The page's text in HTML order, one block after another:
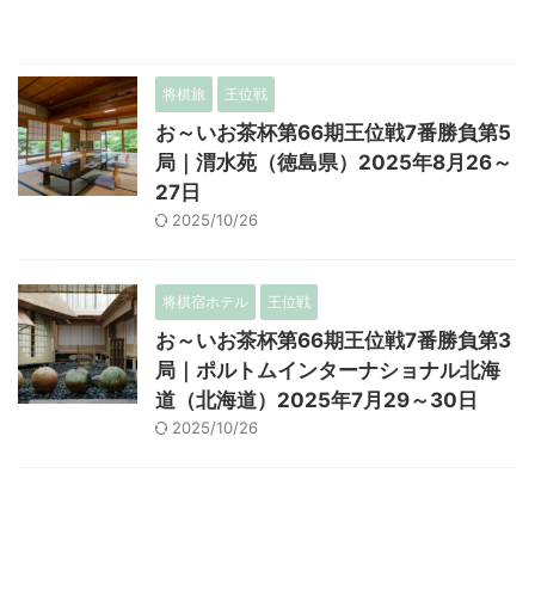
将棋旅 王位戦
お～いお茶杯第66期王位戦7番勝負第5
局｜渭水苑（徳島県）2025年8月26～
27日
2025/10/26
将棋宿ホテル 王位戦
お～いお茶杯第66期王位戦7番勝負第3
局｜ポルトムインターナショナル北海
道（北海道）2025年7月29～30日
2025/10/26